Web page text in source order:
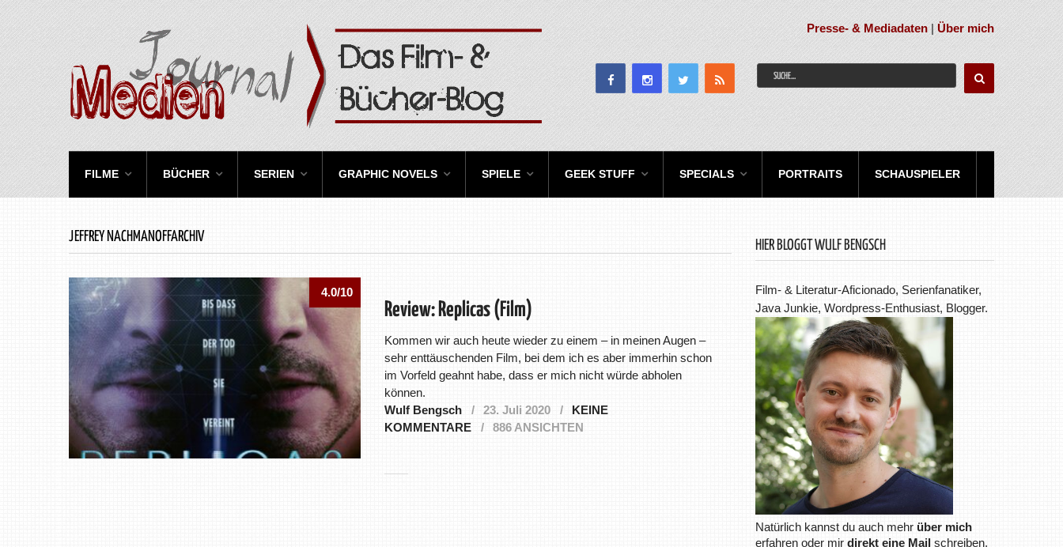
Presse- & Mediadaten |Über mich
FILME BÜCHER SERIEN GRAPHIC NOVELS SPIELE GEEK STUFF SPECIALS PORTRAITS SCHAUSPIELER
JEFFREY NACHMANOFFARCHIV
4.0/10
Review: Replicas (Film)
Kommen wir auch heute wieder zu einem – in meinen Augen –
sehr enttäuschenden Film, bei dem ich es aber immerhin schon
im Vorfeld geahnt habe, dass er mich nicht würde abholen
können.
Wulf Bengsch
23. Juli 2020
KEINE
KOMMENTARE
886 ANSICHTEN
HIER BLOGGT WULF BENGSCH
Film- & Literatur-Aficionado, Serienfanatiker,
Java Junkie, Wordpress-Enthusiast, Blogger.
Natürlich kannst du auch mehr über mich
erfahren oder mirdirekt eine Mail schreiben.